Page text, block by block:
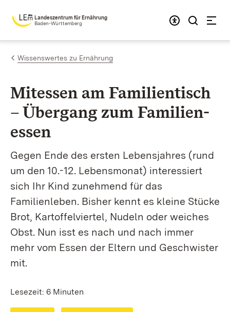
Zum Inhalt springen
Landeszentrum für Ernährung
Baden-Württemberg
Wissenswertes zu Ernährung
Mitessen am Familien­tisch
– Übergang zum Familien­
essen
Gegen Ende des ersten Lebensjahres (rund
um den 10.-12. Lebensmonat) interessiert
sich Ihr Kind zunehmend für das
Familienleben. Bisher kennt es kleine Stücke
Brot, Kartoffelviertel, Nudeln oder weiches
Obst. Nun isst es nach und nach immer
mehr vom Essen der Eltern und Geschwister
mit.
Lesezeit: 6 Minuten